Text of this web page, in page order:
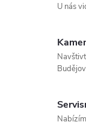
U nás